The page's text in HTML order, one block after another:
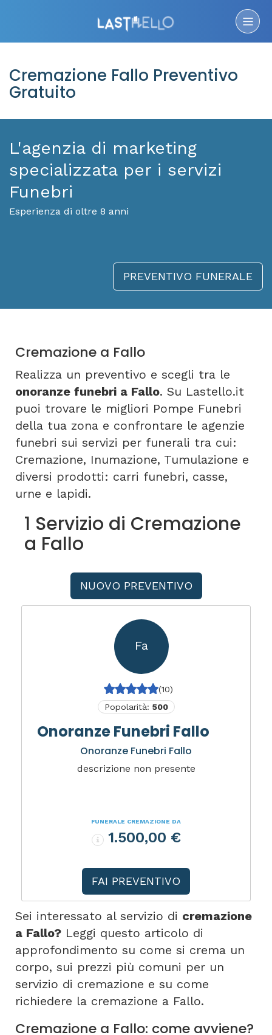
Cremazione Fallo Preventivo
Gratuito
L'agenzia di marketing
specializzata per i servizi
Funebri
Esperienza di oltre 8 anni
PREVENTIVO FUNERALE
Cremazione a Fallo
Realizza un preventivo e scegli tra le
onoranze funebri a Fallo. Su Lastello.it
puoi trovare le migliori Pompe Funebri
della tua zona e confrontare le agenzie
funebri sui servizi per funerali tra cui:
Cremazione, Inumazione, Tumulazione e
diversi prodotti: carri funebri, casse,
urne e lapidi.
1 Servizio di Cremazione
a Fallo
NUOVO PREVENTIVO
Fa
(10)
Popolarità: 500
Onoranze Funebri Fallo
Onoranze Funebri Fallo
descrizione non presente
FUNERALE CREMAZIONE DA
1.500,00 €
FAI PREVENTIVO
Sei interessato al servizio di cremazione
a Fallo? Leggi questo articolo di
approfondimento su come si crema un
corpo, sui prezzi più comuni per un
servizio di cremazione e su come
richiedere la cremazione a Fallo.
Cremazione a Fallo: come avviene?